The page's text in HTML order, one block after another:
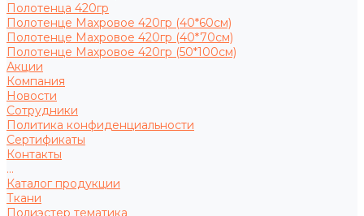
Полотенца 420гр
Полотенце Махровое 420гр (40*60см)
Полотенце Махровое 420гр (40*70см)
Полотенце Махровое 420гр (50*100см)
Акции
Компания
Новости
Сотрудники
Политика конфиденциальности
Сертификаты
Контакты
...
Каталог продукции
Ткани
Полиэстер тематика